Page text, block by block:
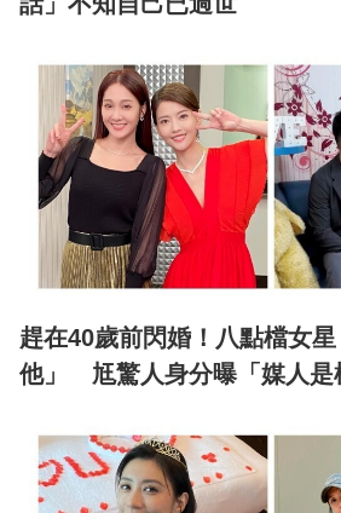
趕在40歲前閃婚！八點檔女
他」 尪驚人身分曝「媒人是